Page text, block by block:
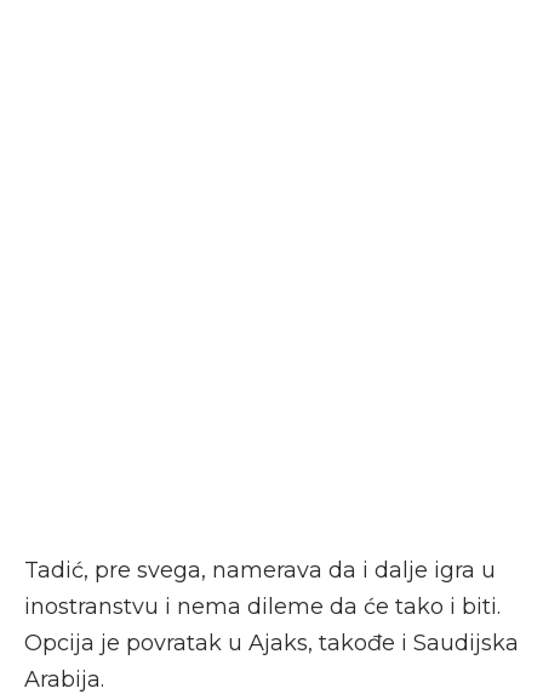
Tadić, pre svega, namerava da i dalje igra u
inostranstvu i nema dileme da će tako i biti.
Opcija je povratak u Ajaks, takođe i Saudijska
Arabija.